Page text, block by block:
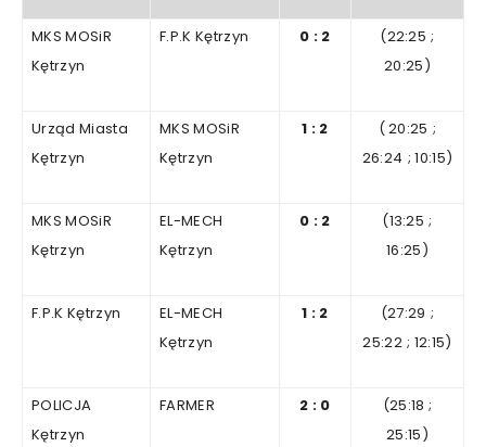
MKS MOSiR
Kętrzyn
F.P.K Kętrzyn 0 : 2 (22:25 ;
20:25)
Urząd Miasta
Kętrzyn
MKS MOSiR
Kętrzyn
1 : 2 (20:25 ;
26:24 ; 10:15)
MKS MOSiR
Kętrzyn
EL-MECH
Kętrzyn
0 : 2 (13:25 ;
16:25)
F.P.K Kętrzyn
EL-MECH
Kętrzyn
1 : 2 (27:29 ;
25:22 ; 12:15)
POLICJA
Kętrzyn
FARMER 2 : 0 (25:18 ;
25:15)